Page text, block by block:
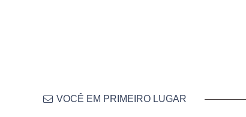
VOCÊ EM PRIMEIRO LUGAR